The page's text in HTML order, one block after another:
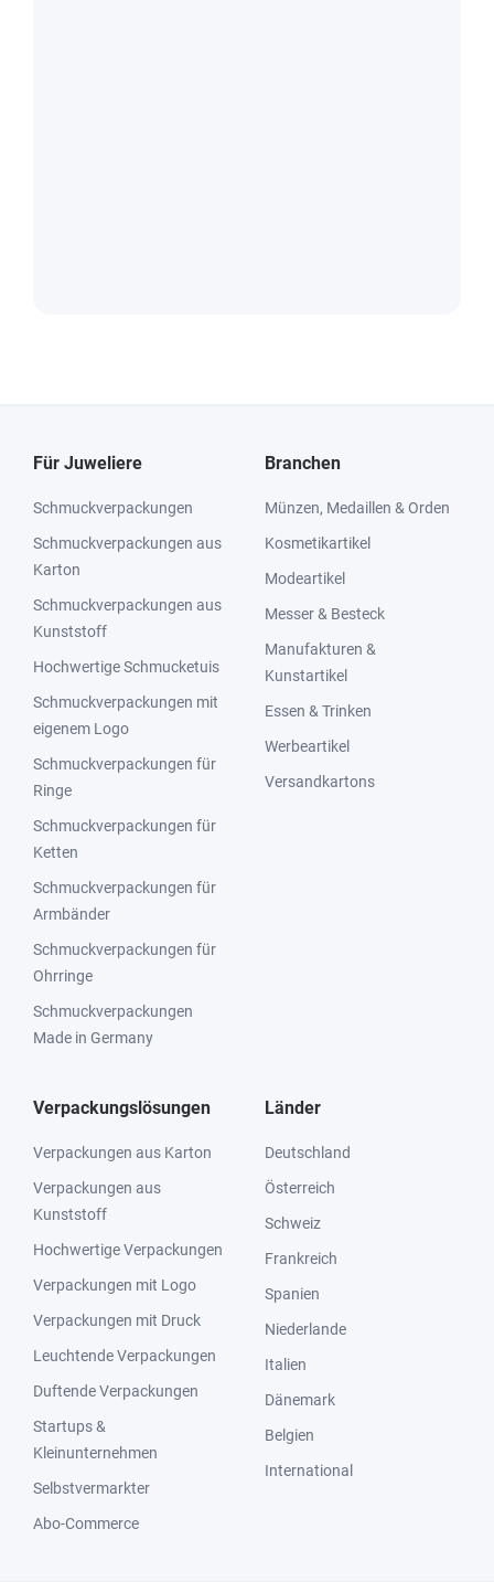
Für Juweliere
Schmuckverpackungen
Schmuckverpackungen aus
Karton
Schmuckverpackungen aus
Kunststoff
Hochwertige Schmucketuis
Schmuckverpackungen mit
eigenem Logo
Schmuckverpackungen für
Ringe
Schmuckverpackungen für
Ketten
Schmuckverpackungen für
Armbänder
Schmuckverpackungen für
Ohrringe
Schmuckverpackungen
Made in Germany
Branchen
Münzen, Medaillen & Orden
Kosmetikartikel
Modeartikel
Messer & Besteck
Manufakturen &
Kunstartikel
Essen & Trinken
Werbeartikel
Versandkartons
Verpackungslösungen
Verpackungen aus Karton
Verpackungen aus
Kunststoff
Hochwertige Verpackungen
Verpackungen mit Logo
Verpackungen mit Druck
Leuchtende Verpackungen
Duftende Verpackungen
Startups &
Kleinunternehmen
Selbstvermarkter
Abo-Commerce
Länder
Deutschland
Österreich
Schweiz
Frankreich
Spanien
Niederlande
Italien
Dänemark
Belgien
International